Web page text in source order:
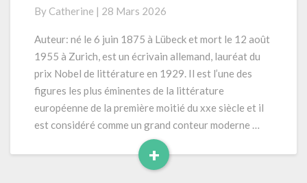
Mort
à
» (1912)
176
pages
By Catherine | 28 Mars 2026
Auteur: né le 6 juin 1875 à Lübeck et mort le 12 août
1955 à Zurich, est un écrivain allemand, lauréat du
prix Nobel de littérature en 1929. Il est l’une des
figures les plus éminentes de la littérature
européenne de la première moitié du xxe siècle et il
est considéré comme un grand conteur moderne …
+
Read